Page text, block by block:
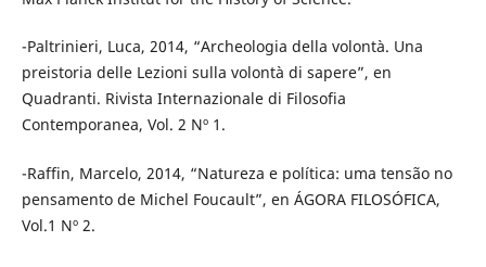
-Paltrinieri, Luca, 2014, “Archeologia della volontà. Una
preistoria delle Lezioni sulla volontà di sapere”, en
Quadranti. Rivista Internazionale di Filosofia
Contemporanea, Vol. 2 Nº 1.
-Raffin, Marcelo, 2014, “Natureza e política: uma tensão no
pensamento de Michel Foucault”, en ÁGORA FILOSÓFICA,
Vol.1 Nº 2.